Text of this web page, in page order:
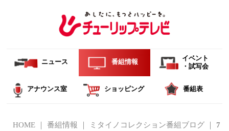
ニュース 番組情報
イベント
・試写会
アナウンス室 ショッピング 番組表
HOME 番組情報 ミタイノコレクション番組ブログ
7